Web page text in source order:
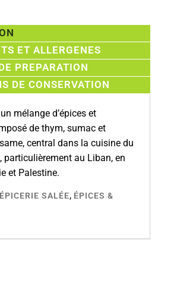
ET ALLERGENES
PREPARATION
DE CONSERVATION
mélange d’épices et
de thym, sumac et
central dans la cuisine du
particulièrement au Liban, en
et Palestine.
ÉPICERIE SALÉE, ÉPICES &